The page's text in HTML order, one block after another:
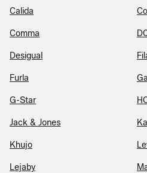
Calida
Comma
Desigual
Furla
G-Star
Jack & Jones
Khujo
Lejaby